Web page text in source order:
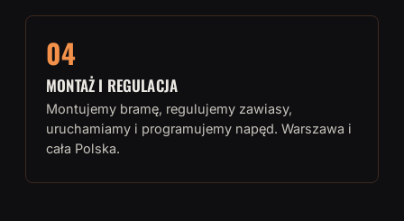
04
MONTAŻ I REGULACJA
Montujemy bramę, regulujemy zawiasy,
uruchamiamy i programujemy napęd. Warszawa i
cała Polska.